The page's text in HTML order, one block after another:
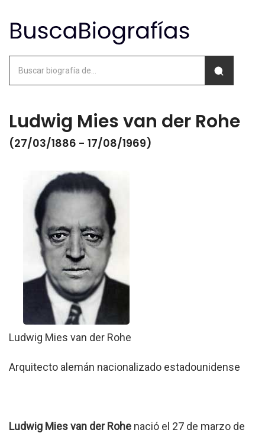
Ludwig Mies van der Rohe
(27/03/1886 - 17/08/1969)
Ludwig Mies van der Rohe
Arquitecto alemán nacionalizado estadounidense
Ludwig Mies van der Rohe nació el 27 de marzo de